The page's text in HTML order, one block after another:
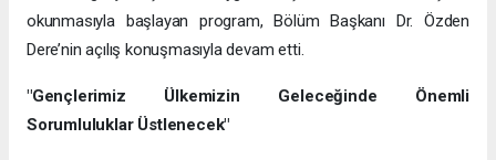
okunmasıyla başlayan program, Bölüm Başkanı Dr. Özden
Dere’nin açılış konuşmasıyla devam etti.
"Gençlerimiz Ülkemizin Geleceğinde Önemli
Sorumluluklar Üstlenecek"